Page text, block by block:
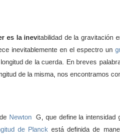
es la inevitabilidad de la gravitación
inevitablemente en el espectro un
de la cuerda. En breves
de la misma, nos encontramos
NewtonG, que define la intensidad
de Planck está definida de